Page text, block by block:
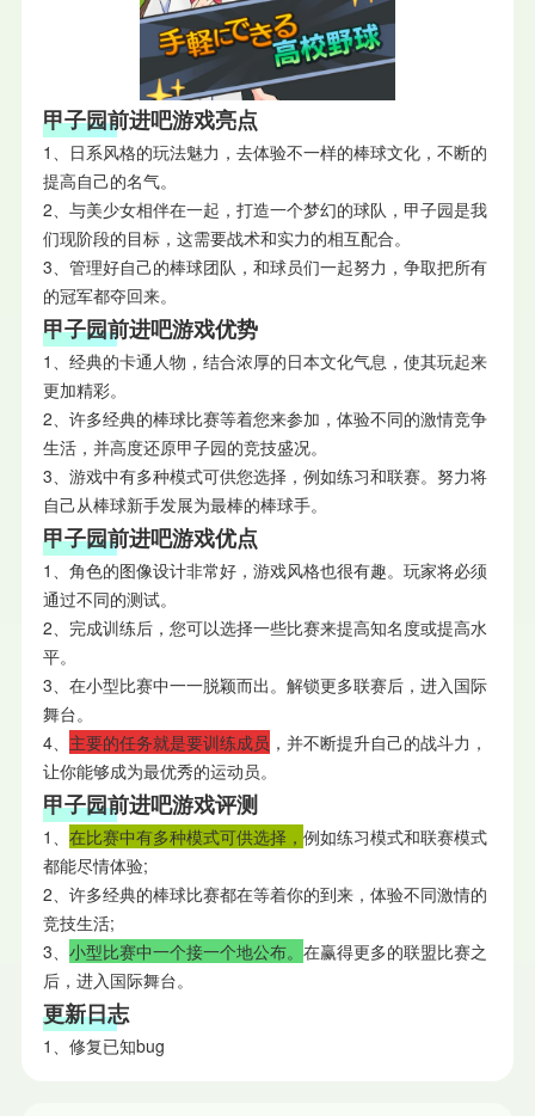
甲子园前进吧游戏亮点
1、日系风格的玩法魅力，去体验不一样的棒球文化，不断的
提高自己的名气。
2、与美少女相伴在一起，打造一个梦幻的球队，甲子园是我
们现阶段的目标，这需要战术和实力的相互配合。
3、管理好自己的棒球团队，和球员们一起努力，争取把所有
的冠军都夺回来。
甲子园前进吧游戏优势
1、经典的卡通人物，结合浓厚的日本文化气息，使其玩起来
更加精彩。
2、许多经典的棒球比赛等着您来参加，体验不同的激情竞争
生活，并高度还原甲子园的竞技盛况。
3、游戏中有多种模式可供您选择，例如练习和联赛。努力将
自己从棒球新手发展为最棒的棒球手。
甲子园前进吧游戏优点
1、角色的图像设计非常好，游戏风格也很有趣。玩家将必须
通过不同的测试。
2、完成训练后，您可以选择一些比赛来提高知名度或提高水
平。
3、在小型比赛中一一脱颖而出。解锁更多联赛后，进入国际
舞台。
4、 主要的任务就是要训练成员 ，并不断提升自己的战斗力，
让你能够成为最优秀的运动员。
甲子园前进吧游戏评测
1、 在比赛中有多种模式可供选择， 例如练习模式和联赛模式
都能尽情体验;
2、许多经典的棒球比赛都在等着你的到来，体验不同激情的
竞技生活;
3、 小型比赛中一个接一个地公布。 在赢得更多的联盟比赛之
后，进入国际舞台。
更新日志
1、修复已知bug